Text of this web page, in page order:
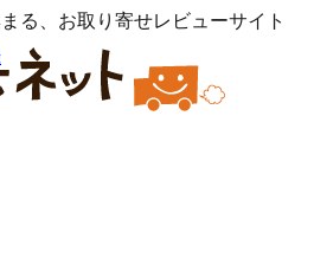
る、お取り寄せレビューサイト